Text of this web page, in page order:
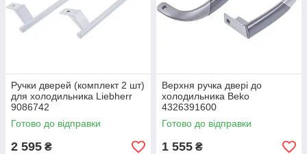
Ручки дверей (комплект 2 шт)
для холодильника Liebherr
9086742
Готово до відправки
2 595 ₴
Верхня ручка двері до
холодильника Beko
4326391600
Готово до відправки
1 555 ₴